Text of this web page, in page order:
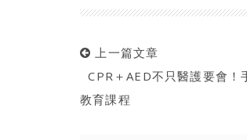
上一篇文章
CPR＋AED不只醫護要會！
教育課程